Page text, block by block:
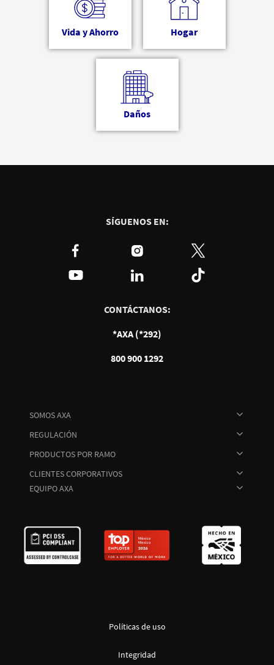
Vida y Ahorro Hogar
Daños
SÍGUENOS EN:
CONTÁCTANOS:
*AXA (*292)
800 900 1292
SOMOS AXA
REGULACIÓN
PRODUCTOS POR RAMO
CLIENTES CORPORATIVOS
EQUIPO AXA
Políticas de uso
Integridad